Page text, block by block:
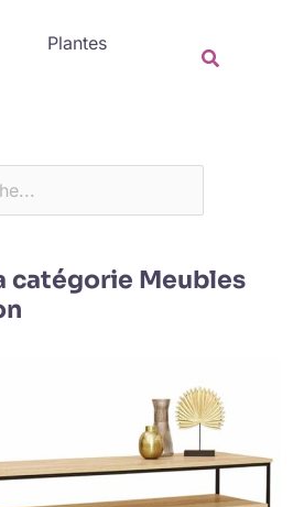
Plantes
catégorie Meubles